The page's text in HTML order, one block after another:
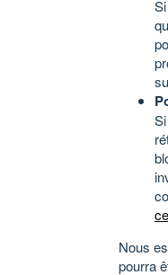
Nous
pourra